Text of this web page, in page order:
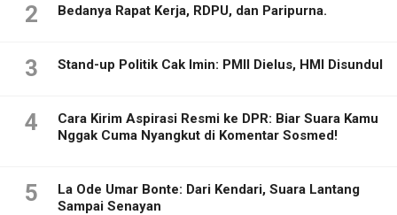
2 Bedanya Rapat Kerja, RDPU, dan Paripurna.
3 Stand-up Politik Cak Imin: PMII Dielus, HMI Disundul
4
Cara Kirim Aspirasi Resmi ke DPR: Biar Suara Kamu
Nggak Cuma Nyangkut di Komentar Sosmed!
5
La Ode Umar Bonte: Dari Kendari, Suara Lantang
Sampai Senayan